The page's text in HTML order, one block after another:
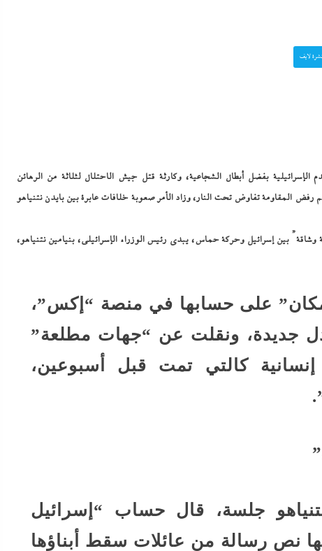
العالمية؟..هجوم أوكراني على
نشرة لايف
بفضل أبطال الشجاعية، وكارثة قتل جيش الاحتلال لثلاثة من الرهائن
المقاومة تفاوض تحت النار، وزاد الأمر صعوبة خلافات عابرة بين بايدن نتنياهو
بين إسرائيل وحركة حماس، يبدي رئيس الوزراء الإسرائيلي، بنيامين نتنياهو،
على حسابها في منصة “إكس”،
جديدة، ونقلت عن “جهات مطلعة”
كالتي تمت قبل أسبوعين،
جلسة، قال حساب “إسرائيل
نص رسالة من عائلات سقط أبناؤها